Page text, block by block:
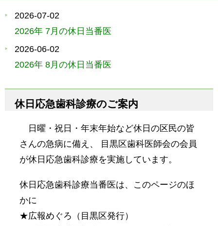
2026-07-02
2026年 7月の休日当番医
2026-06-02
2026年 8月の休日当番医
休日応急歯科診療のご案内
日曜・祝日・年末年始など休日の区民の皆
さんの急病に備え、 目黒区歯科医師会の会員
が休日応急歯科診療を実施しています。
休日応急歯科診療当番医は、このページのほ
かに
★広報めぐろ（目黒区発行）